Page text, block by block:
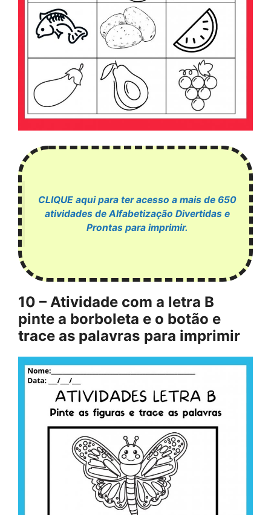
CLIQUE aqui para ter acesso a mais de 650
atividades de Alfabetização Divertidas e
Prontas para imprimir.
10 – Atividade com a letra B
pinte a borboleta e o botão e
trace as palavras para imprimir